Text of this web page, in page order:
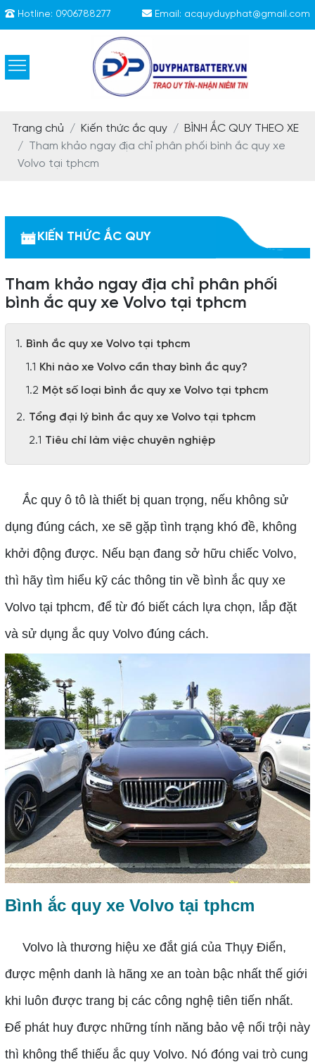
Hotline: 0906788277 Email: acquyduyphat@gmail.com
Trang chủ Kiến thức ắc quy
BÌNH ẮC QUY THEO XE
Tham khảo ngay địa chỉ phân phối bình ắc quy xe
Volvo tại tphcm
KIẾN THỨC ẮC QUY
Tham khảo ngay địa chỉ phân phối
bình ắc quy xe Volvo tại tphcm
Bình ắc quy xe Volvo tại tphcm
Khi nào xe Volvo cần thay bình ắc quy?
Một số loại bình ắc quy xe Volvo tại tphcm
Tổng đại lý bình ắc quy xe Volvo tại tphcm
Tiêu chí làm việc chuyên nghiệp
Ắc quy ô tô là thiết bị quan trọng, nếu không sử
dụng đúng cách, xe sẽ gặp tình trạng khó đề, không
khởi động được. Nếu bạn đang sở hữu chiếc Volvo,
thì hãy tìm hiểu kỹ các thông tin về bình ắc quy xe
Volvo tại tphcm, để từ đó biết cách lựa chọn, lắp đặt
và sử dụng ắc quy Volvo đúng cách.
Bình ắc quy xe Volvo tại tphcm
Volvo là thương hiệu xe đắt giá của Thụy Điển,
được mệnh danh là hãng xe an toàn bậc nhất thế giới
khi luôn được trang bị các công nghệ tiên tiến nhất.
Để phát huy được những tính năng bảo vệ nổi trội này
thì không thể thiếu ắc quy Volvo. Nó đóng vai trò cung